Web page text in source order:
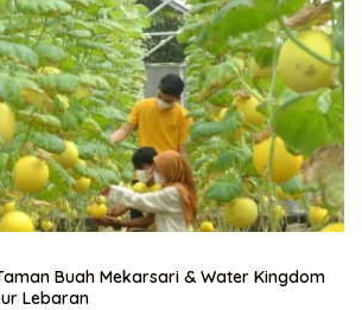
Buah Mekarsari & Water Kingdom
Lebaran